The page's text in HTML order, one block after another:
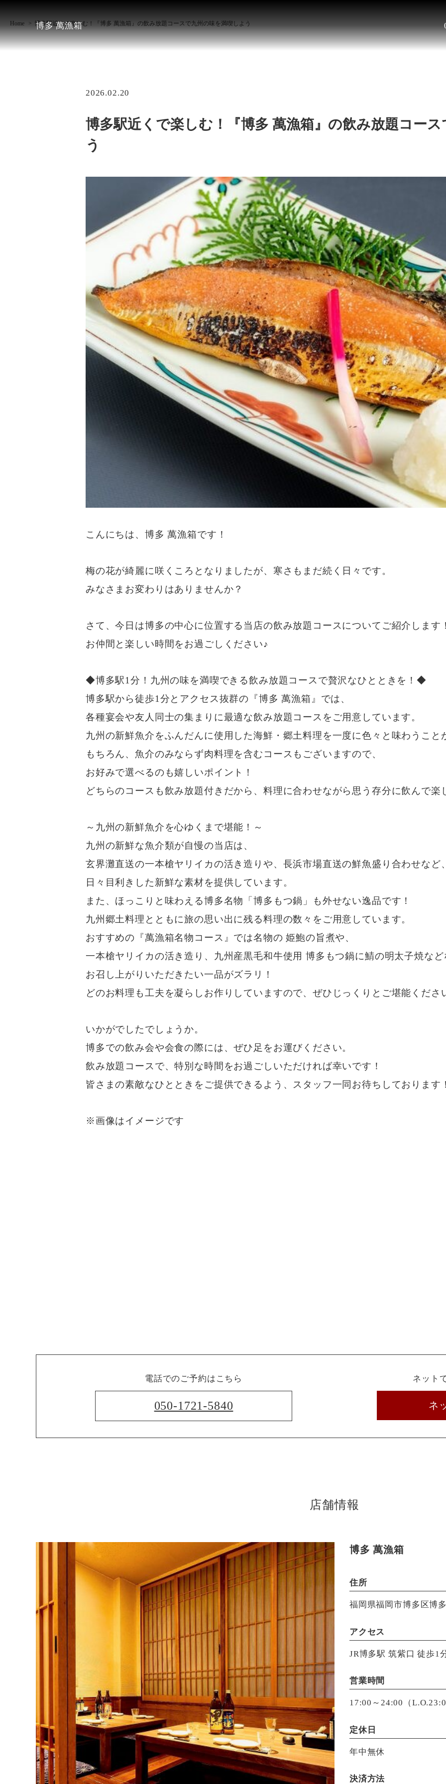
博多 萬漁箱
Home 博多駅近くで楽しむ！『博多 萬漁箱』の飲み放題コースで九州の味を満喫しよう
2026.02.20
博多駅近くで楽しむ！『博多 萬漁箱』の飲み放題コー
う
こんにちは、博多 萬漁箱です！
梅の花が綺麗に咲くころとなりましたが、寒さもまだ続く日々です。
みなさまお変わりはありませんか？
さて、今日は博多の中心に位置する当店の飲み放題コースについてご紹介します
お仲間と楽しい時間をお過ごしください♪
◆博多駅1分！九州の味を満喫できる飲み放題コースで贅沢なひとときを！◆
博多駅から徒歩1分とアクセス抜群の『博多 萬漁箱』では、
各種宴会や友人同士の集まりに最適な飲み放題コースをご用意しています。
九州の新鮮魚介をふんだんに使用した海鮮・郷土料理を一度に色々と味わうこと
もちろん、魚介のみならず肉料理を含むコースもございますので、
お好みで選べるのも嬉しいポイント！
どちらのコースも飲み放題付きだから、料理に合わせながら思う存分に飲んで楽
～九州の新鮮魚介を心ゆくまで堪能！～
九州の新鮮な魚介類が自慢の当店は、
玄界灘直送の一本槍ヤリイカの活き造りや、長浜市場直送の鮮魚盛り合わせなど
日々目利きした新鮮な素材を提供しています。
また、ほっこりと味わえる博多名物「博多もつ鍋」も外せない逸品です！
九州郷土料理とともに旅の思い出に残る料理の数々をご用意しています。
おすすめの『萬漁箱名物コース』では名物の 姫鮑の旨煮や、
一本槍ヤリイカの活き造り、九州産黒毛和牛使用 博多もつ鍋に鯖の明太子焼な
お召し上がりいただきたい一品がズラリ！
どのお料理も工夫を凝らしお作りしていますので、ぜひじっくりとご堪能くださ
いかがでしたでしょうか。
博多での飲み会や会食の際には、ぜひ足をお運びください。
飲み放題コースで、特別な時間をお過ごしいただければ幸いです！
皆さまの素敵なひとときをご提供できるよう、スタッフ一同お待ちしております
※画像はイメージです
電話でのご予約はこちら
050-1721-5840
ネット
ネ
店舗情報
博多 萬漁箱
住所
福岡県福岡市博多区博
アクセス
JR博多駅 筑紫口 徒歩1
営業時間
17:00～24:00（
定休日
年中無休
決済方法